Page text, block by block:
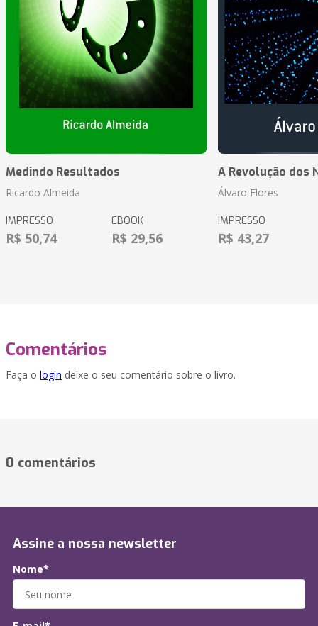
Medindo Resultados
Ricardo Almeida
IMPRESSO
R$ 50,74
EBOOK
R$ 29,56
A Revolução dos
Álvaro Flores
IMPRESSO
R$ 43,27
Comentários
Faça o login deixe o seu comentário sobre o livro.
0 comentários
Assine a nossa newsletter
Nome*